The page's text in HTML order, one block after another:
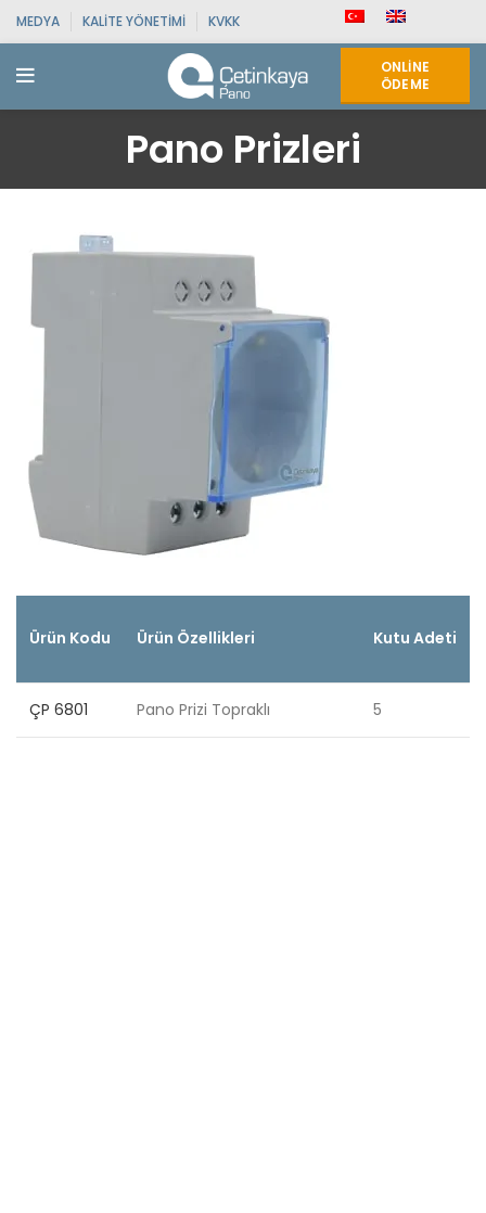
MEDYA KALITE YÖNETIMI KVKK
ONLINE
ÖDEME
Pano Prizleri
Ürün Kodu Ürün Özellikleri Kutu Adeti
ÇP 6801 Pano Prizi Topraklı 5